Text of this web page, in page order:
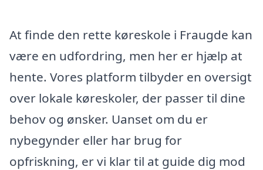
At finde den rette køreskole i Fraugde kan
være en udfordring, men her er hjælp at
hente. Vores platform tilbyder en oversigt
over lokale køreskoler, der passer til dine
behov og ønsker. Uanset om du er
nybegynder eller har brug for
opfriskning, er vi klar til at guide dig mod